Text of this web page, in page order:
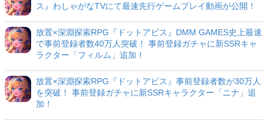
ス』わしゃがなTVにて最速先行ゲームプレイ動画が公開！
放置×深淵探索RPG『ドットアビス』DMM GAMES史上最速
で事前登録者数40万人突破！ 事前登録ガチャに新SSRキャ
ラクター「フィルム」追加！
放置×深淵探索RPG『ドットアビス』事前登録者数が30万人
を突破！ 事前登録ガチャに新SSRキャラクター「ニナ」追
加！